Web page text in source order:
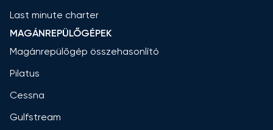
Last minute charter
MAGÁNREPÜLŐGÉPEK
Magánrepülőgép összehasonlító
Pilatus
Cessna
Gulfstream